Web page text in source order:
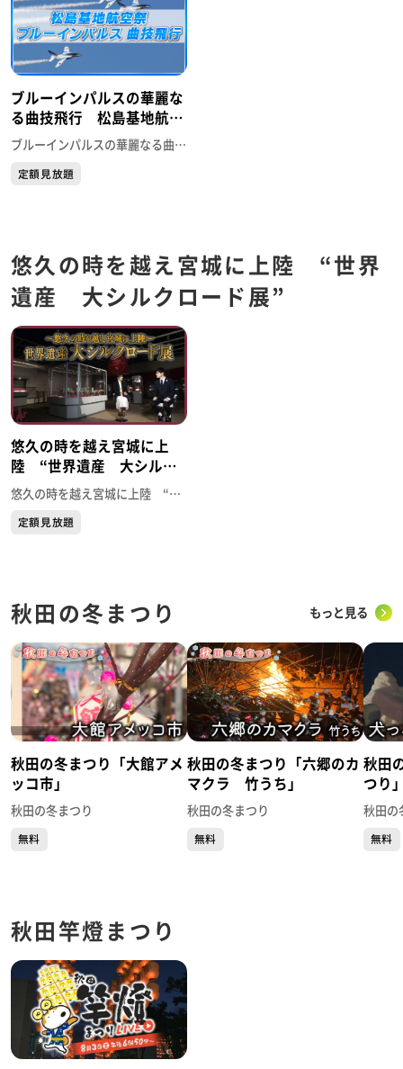
ブルーインパルスの華麗な
る曲技飛行 松島基地航空
祭2024
ブルーインパルスの華麗なる曲技飛行
定額見放題
悠久の時を越え宮城に上陸 “世界
遺産 大シルクロード展”
悠久の時を越え宮城に上
陸 “世界遺産 大シルク
ロード展”
悠久の時を越え宮城に上陸 “世界遺産 大シルクロード展”
定額見放題
秋田の冬まつり もっと見る
秋田の冬まつり「大館アメ
ッコ市」
秋田の冬まつり
無料
秋田の冬まつり「六郷のカ
マクラ 竹うち」
秋田の冬まつり
無料
秋田
つり
秋田の
無料
秋田竿燈まつり